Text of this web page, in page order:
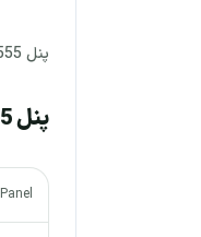
پنل 555 وات مونو کریستال HFCELL
پنل 555 وات مونو کریستال HFCELL Canadian Solar
Panel